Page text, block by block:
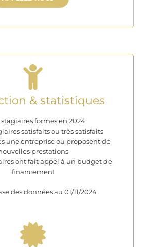
& statistiques
stagiaires formés en 2024
satisfaits ou très satisfaits
une entreprise ou proposent de
prestations
ont fait appel à un budget de
financement
des données au 01/11/2024